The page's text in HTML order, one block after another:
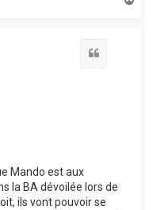
Mando est aux
la BA dévoilée lors de
ils vont pouvoir se